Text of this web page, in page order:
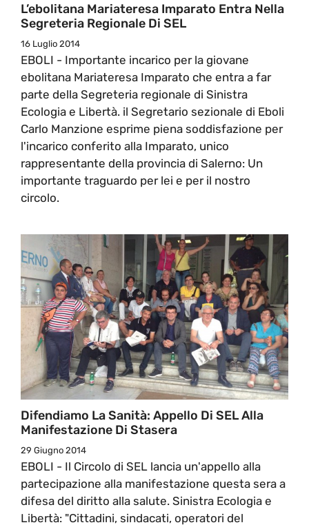
L’ebolitana Mariateresa Imparato Entra Nella
Segreteria Regionale Di SEL
16 Luglio 2014
EBOLI - Importante incarico per la giovane
ebolitana Mariateresa Imparato che entra a far
parte della Segreteria regionale di Sinistra
Ecologia e Libertà. il Segretario sezionale di Eboli
Carlo Manzione esprime piena soddisfazione per
l'incarico conferito alla Imparato, unico
rappresentante della provincia di Salerno: Un
importante traguardo per lei e per il nostro
circolo.
Difendiamo La Sanità: Appello Di SEL Alla
Manifestazione Di Stasera
29 Giugno 2014
EBOLI - Il Circolo di SEL lancia un'appello alla
partecipazione alla manifestazione questa sera a
difesa del diritto alla salute. Sinistra Ecologia e
Libertà: "Cittadini, sindacati, operatori del